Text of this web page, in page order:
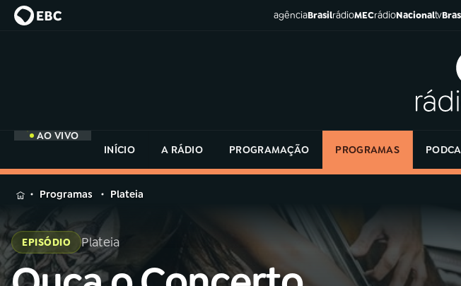
agênciaBrasilrádioMECrádioNacionaltv
AO VIVO
INÍCIO
A RÁDIO PROGRAMAÇÃO PROGRAMAS
MENU
Buscar
Buscar
na
Rádio
MEC
Programas Plateia
EPISÓDIO Plateia